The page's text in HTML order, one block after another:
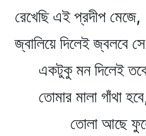
রেখেছি এই প্রদীপ মেজে,
জ্বালিয়ে দিলেই জ্বলবে
একটুকু মন দিলেই
তোমার মালা গাঁথা
তোলা আছে ফুলের